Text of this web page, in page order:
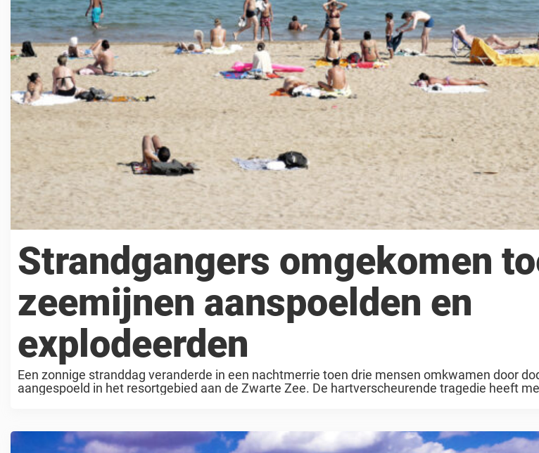
Strandgangers omgekomen
zeemijnen aanspoelden en
explodeerden
Een zonnige stranddag veranderde in een nachtmerrie toen drie mensen omkwamen door
aangespoeld in het resortgebied aan de Zwarte Zee. De hartverscheurende tragedie heeft